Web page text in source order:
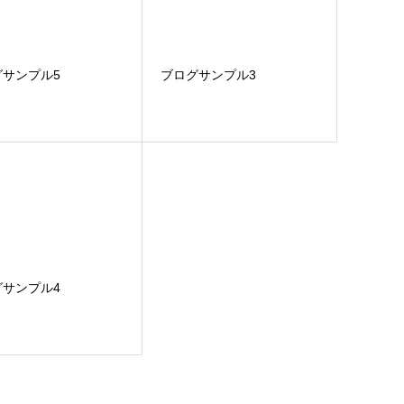
サンプル5 ブログサンプル3
サンプル4